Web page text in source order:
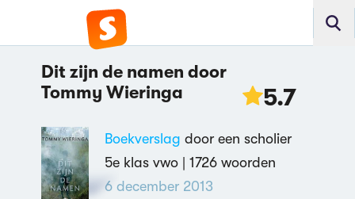
Dit zijn de namen door
Tommy Wieringa
5.7
Boekverslag door een scholier
5e klas vwo | 1726 woorden
6 december 2013